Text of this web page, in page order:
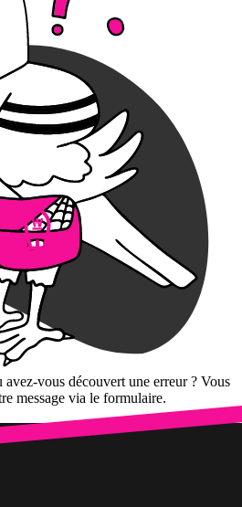
vous découvert une erreur ? Vous
message via le formulaire.